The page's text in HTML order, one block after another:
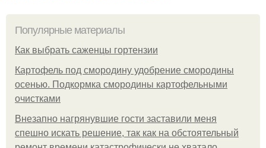
Популярные материалы
Как выбрать саженцы гортензии
Картофель под смородину удобрение смородины
осенью. Подкормка смородины картофельными
очистками
Внезапно нагрянувшие гости заставили меня
спешно искать решение, так как на обстоятельный